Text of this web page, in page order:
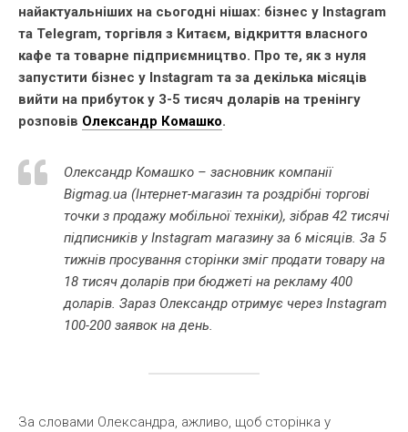
найактуальніших на сьогодні нішах: бізнес у Instagram
та Telegram, торгівля з Китаєм, відкриття власного
кафе та товарне підприємництво. Про те, як з нуля
запустити бізнес у Instagram та за декілька місяців
вийти на прибуток у 3-5 тисяч доларів на тренінгу
розповів Олександр Комашко.
Олександр Комашко – засновник компанії
Bigmag.ua (Інтернет-магазин та роздрібні торгові
точки з продажу мобільної техніки), зібрав 42 тисячі
підписників у Instagram магазину за 6 місяців. За 5
тижнів просування сторінки зміг продати товару на
18 тисяч доларів при бюджеті на рекламу 400
доларів. Зараз Олександр отримує через Instagram
100-200 заявок на день.
За словами Олександра, ажливо, щоб сторінка у